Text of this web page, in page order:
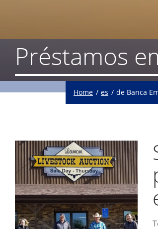
Préstamos
Home es de Banca